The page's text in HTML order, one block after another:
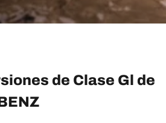
de Clase Gl de